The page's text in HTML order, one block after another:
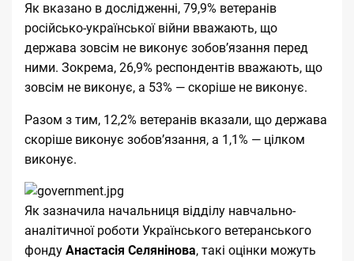
Як вказано в дослідженні, 79,9% ветеранів
російсько-української війни вважають, що
держава зовсім не виконує зобов’язання перед
ними. Зокрема, 26,9% респондентів вважають, що
зовсім не виконує, а 53% — скоріше не виконує.
Разом з тим, 12,2% ветеранів вказали, що держава
скоріше виконує зобов’язання, а 1,1% — цілком
виконує.
Як зазначила начальниця відділу навчально-
аналітичної роботи Українського ветеранського
фонду Анастасія Селянінова, такі оцінки можуть